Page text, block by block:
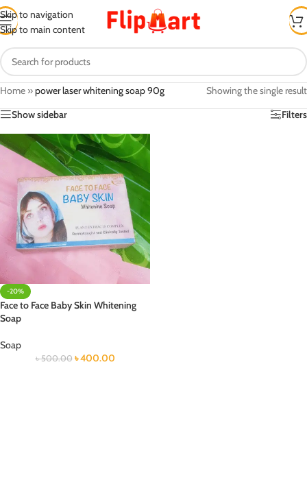
Skip to navigation
Skip to main content
Home »power laser whitening soap 90g
Showing the single result
Show sidebar
Filters
-20%
Face to Face Baby Skin Whitening
Soap
Soap
৳500.00 ৳400.00